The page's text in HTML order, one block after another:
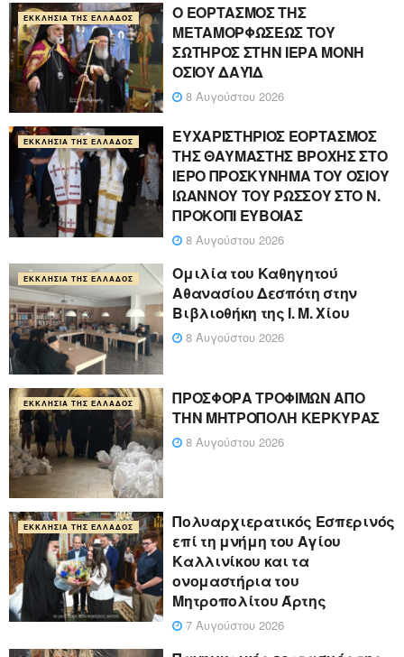
ΕΚΚΛΗΣΊΑ ΤΗΣ ΕΛΛΆΔΟΣ
Ο ΕΟΡΤΑΣΜΟΣ ΤΗΣ
ΜΕΤΑΜΟΡΦΩΣΕΩΣ ΤΟΥ
ΣΩΤΗΡΟΣ ΣΤΗΝ ΙΕΡΑ ΜΟΝΗ
ΟΣΙΟΥ ΔΑΥΪΔ
8 Αυγούστου 2026
ΕΚΚΛΗΣΊΑ ΤΗΣ ΕΛΛΆΔΟΣ
ΕΥΧΑΡΙΣΤΗΡΙΟΣ ΕΟΡΤΑΣΜΟΣ
ΤΗΣ ΘΑΥΜΑΣΤΗΣ ΒΡΟΧΗΣ ΣΤΟ
ΙΕΡΟ ΠΡΟΣΚΥΝΗΜΑ ΤΟΥ ΟΣΙΟΥ
ΙΩΑΝΝΟΥ ΤΟΥ ΡΩΣΣΟΥ ΣΤΟ Ν.
ΠΡΟΚΟΠΙ ΕΥΒΟΙΑΣ
8 Αυγούστου 2026
ΕΚΚΛΗΣΊΑ ΤΗΣ ΕΛΛΆΔΟΣ
Ομιλία του Καθηγητού
Αθανασίου Δεσπότη στην
Βιβλιοθήκη της Ι. Μ. Χίου
8 Αυγούστου 2026
ΕΚΚΛΗΣΊΑ ΤΗΣ ΕΛΛΆΔΟΣ
ΠΡΟΣΦΟΡΑ ΤΡΟΦΙΜΩΝ ΑΠΟ
ΤΗΝ ΜΗΤΡΟΠΟΛΗ ΚΕΡΚΥΡΑΣ
8 Αυγούστου 2026
ΕΚΚΛΗΣΊΑ ΤΗΣ ΕΛΛΆΔΟΣ
Πολυαρχιερατικός Εσπερινός
επί τη μνήμη του Αγίου
Καλλινίκου και τα
ονομαστήρια του
Μητροπολίτου Άρτης
7 Αυγούστου 2026